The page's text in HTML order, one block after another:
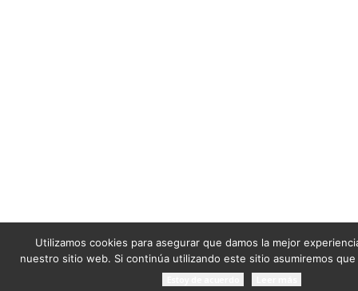
Utilizamos cookies para asegurar que damos la mejor
nuestro sitio web. Si continúa utilizando este sitio asumiremos